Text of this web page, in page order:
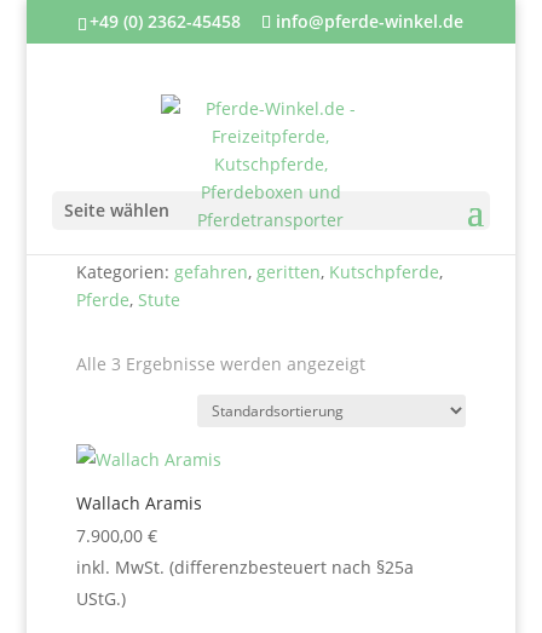
+49 (0) 2362-45458 info@pferde-winkel.de
Seite wählen
Kategorien: gefahren, geritten, Kutschpferde,
Pferde, Stute
Alle 3 Ergebnisse werden angezeigt
Wallach Aramis
7.900,00 €
inkl. MwSt. (differenzbesteuert nach §25a
UStG.)